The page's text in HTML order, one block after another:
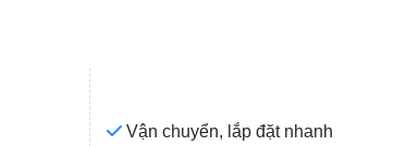
Vận chuyển, lắp đặt nhanh